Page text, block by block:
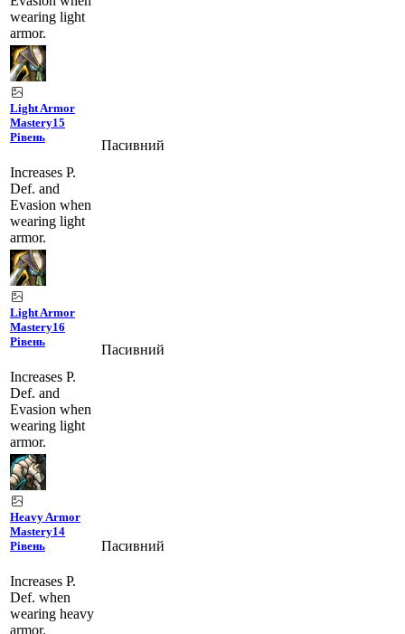
wearing light
armor.
Light Armor
Mastery15
Рівень
Increases P.
Def. and
Evasion when
wearing light
armor.
Пасивний
Light Armor
Mastery16
Рівень
Increases P.
Def. and
Evasion when
wearing light
armor.
Пасивний
Heavy Armor
Mastery14
Рівень
Increases P.
Def. when
wearing heavy
armor.
Пасивний